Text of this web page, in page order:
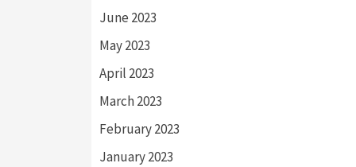
June 2023
May 2023
April 2023
March 2023
February 2023
January 2023